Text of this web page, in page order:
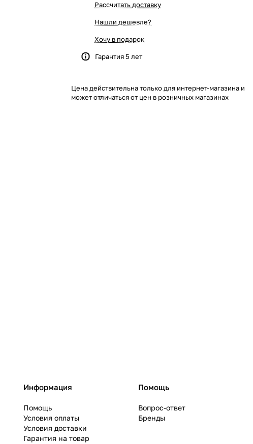
Рассчитать доставку
Нашли дешевле?
Хочу в подарок
Гарантия 5 лет
Цена действительна только для интернет-магазина и
может отличаться от цен в розничных магазинах
Информация
Помощь
Условия оплаты
Условия доставки
Гарантия на товар
Помощь
Вопрос-ответ
Бренды